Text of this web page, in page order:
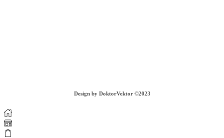
Design by DoktorVektor ©2023